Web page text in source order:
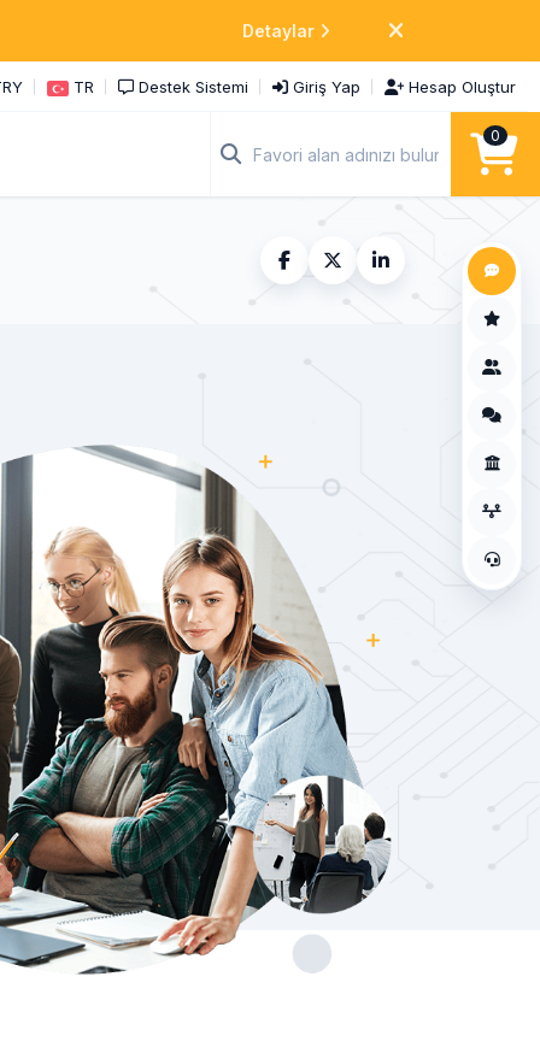
Detaylar
TR Destek Sistemi Giriş Yap Hesap Oluştur
0